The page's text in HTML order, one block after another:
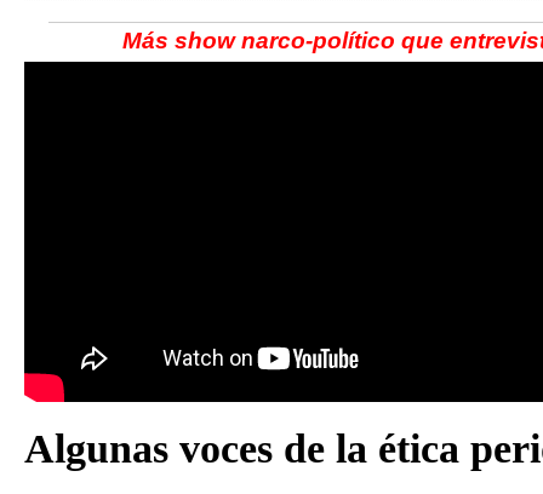
Más show narco-político que
Algunas voces de la ética